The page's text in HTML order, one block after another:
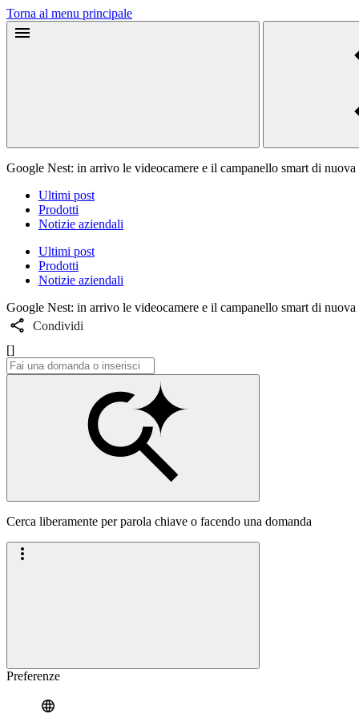
Torna al menu principale
Google Nest: in arrivo le videocamere e il campanello smart di nuova
Ultimi post
Prodotti
Notizie aziendali
Ultimi post
Prodotti
Notizie aziendali
Google Nest: in arrivo le videocamere e il campanello smart di nuova
Condividi
[]
Cerca liberamente per parola chiave o facendo una domanda
Preferenze